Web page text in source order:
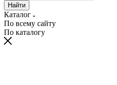
Найти
Каталог
По всему сайту
По каталогу